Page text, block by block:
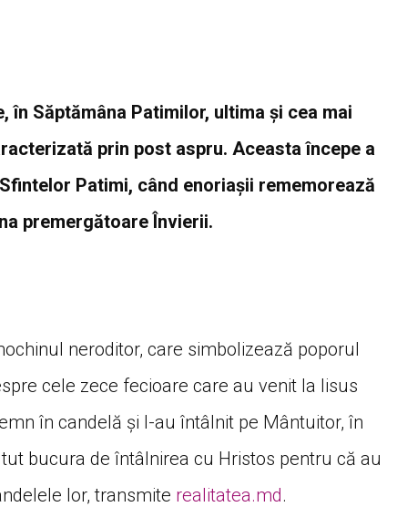
Săptămâna Patimilor, ultima și cea mai
prin post aspru. Aceasta începe a
Patimi, când enoriașii rememorează
premergătoare Învierii.
neroditor, care simbolizează poporul
cele zece fecioare care au venit la Iisus
în candelă şi l-au întâlnit pe Mântuitor, în
bucura de întâlnirea cu Hristos pentru că au
lor, transmite realitatea.md.